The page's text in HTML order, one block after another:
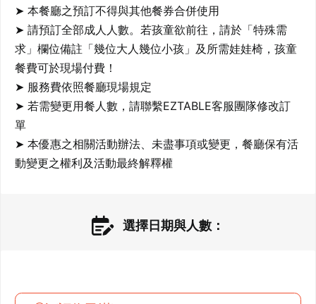
➤ 本餐廳之預訂不得與其他餐券合併使用
➤ 請預訂全部成人人數。若孩童欲前往，請於「特殊需
求」欄位備註「幾位大人幾位小孩」及所需娃娃椅，孩童
餐費可於現場付費！
➤ 服務費依照餐廳現場規定
➤ 若需變更用餐人數，請聯繫EZTABLE客服團隊修改訂
單
➤ 本優惠之相關活動辦法、未盡事項或變更，餐廳保有活
動變更之權利及活動最終解釋權
選擇日期與人數：